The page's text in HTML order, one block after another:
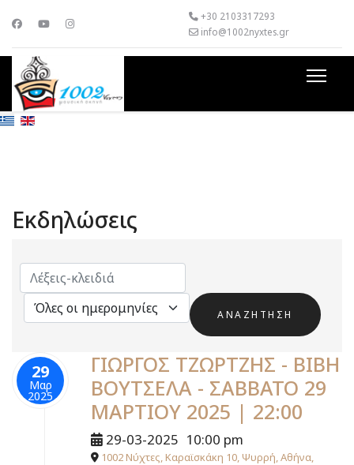
+30 2103317293
info@1002nyxtes.gr
Εκδηλώσεις
29
Μαρ
2025
ΓΙΩΡΓΟΣ ΤΖΩΡΤΖΗΣ - ΒΙΒΗ
ΒΟΥΤΣΕΛΑ - ΣΑΒΒΑΤΟ 29
ΜΑΡΤΙΟΥ 2025 | 22:00
29-03-2025 10:00 pm
1002 Νύχτες, Καραϊσκάκη 10, Ψυρρή, Αθήνα,